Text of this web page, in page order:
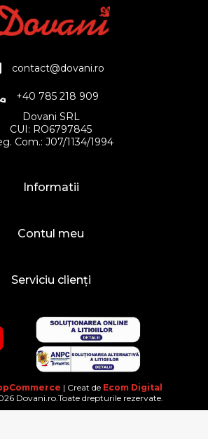
contact@dovani.ro
+40 785 218 909
Dovani SRL
CUI: RO6797845
Com.: J07/1134/1994
Informatii
Contul meu
Serviciu clienți
| Creat de Ecom Digital
Dovani.ro.Toate drepturile rezervate.